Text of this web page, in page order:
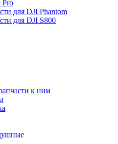
Pro
для DJI Phantom
для DJI S800
к ним